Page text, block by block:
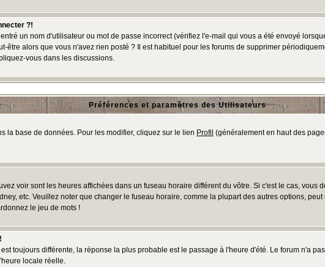
?!
un nom d'utilisateur ou mot de passe incorrect (vérifiez l'e-mail qui vous a été envoyé
être alors que vous n'avez rien posté ? Il est habituel pour les forums de supprimer
vous dans les discussions.
Préférences et paramètres des Utilisateurs
la base de données. Pour les modifier, cliquez sur le lien Profil (généralement en haut des
voir sont les heures affichées dans un fuseau horaire différent du vôtre. Si c'est le cas,
etc. Veuillez noter que changer le fuseau horaire, comme la plupart des autres options,
le jeu de mots !
toujours différente, la réponse la plus probable est le passage à l'heure d'été. Le forum n'a
locale réelle.